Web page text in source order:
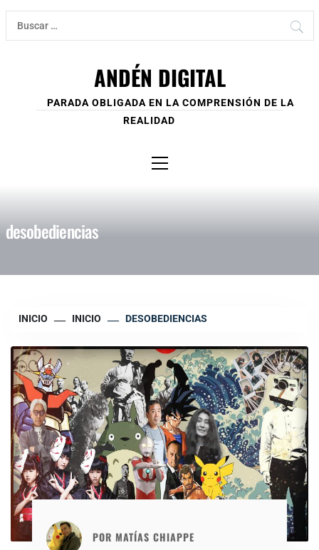
Ir
contenido
Buscar:
ANDÉN DIGITAL
PARADA OBLIGADA EN LA COMPRENSIÓN DE LA
REALIDAD
principal
desobediencias
INICIO INICIO DESOBEDIENCIAS
POR MATÍAS CHIAPPE